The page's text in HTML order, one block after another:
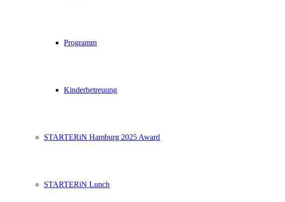
Programm
Kinderbetreuung
STARTERiN Hamburg 2025 Award
STARTERiN Lunch